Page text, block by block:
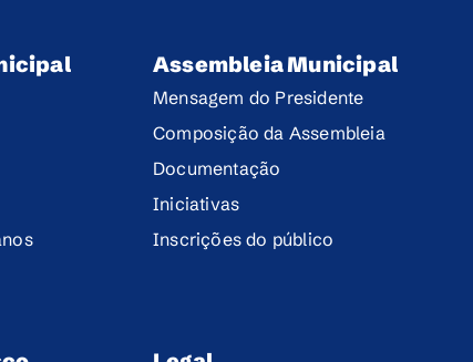
Assembleia Municipal
Mensagem do Presidente
Composição da Assembleia
Documentação
Iniciativas
Inscrições do público